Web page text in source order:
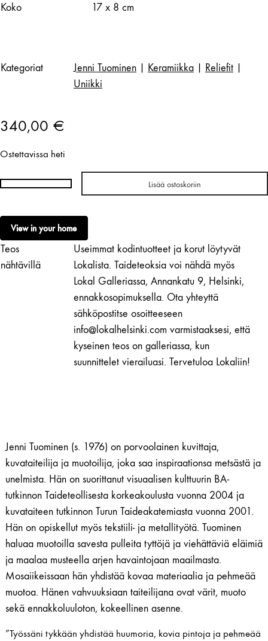
Koko
17 x 8 cm
Kategoriat Jenni Tuominen Keramiikka Reliefit
Uniikki
340,00 €
Ostettavissa heti
Jenni
|
Pikku
seilori
määrä
Lisää ostoskoriin
View in your home
Teos
nähtävillä
Useimmat kodintuotteet ja korut löytyvät
Lokalista. Taideteoksia voi nähdä myös
Lokal Galleriassa, Annankatu 9, Helsinki,
ennakkosopimuksella. Ota yhteyttä
sähköpostitse osoitteeseen
info@lokalhelsinki.com varmistaaksesi, että
kyseinen teos on galleriassa, kun
suunnittelet vierailuasi. Tervetuloa Lokaliin!
Jenni Tuominen (s. 1976) on porvoolainen kuvittaja,
kuvataiteilija ja muotoilija, joka saa inspiraationsa metsästä ja
unelmista. Hän on suorittanut visuaalisen kulttuurin BA-
tutkinnon Taideteollisesta korkeakoulusta vuonna 2004 ja
kuvataiteen tutkinnon Turun Taideakatemiasta vuonna 2001.
Hän on opiskellut myös tekstiili- ja metallityötä. Tuominen
haluaa muotoilla savesta pulleita tyttöjä ja viehättäviä eläimiä
ja maalaa musteella arjen havaintojaan maailmasta.
Mosaiikeissaan hän yhdistää kovaa materiaalia ja pehmeää
muotoa. Hänen vahvuuksiaan taiteilijana ovat värit, muoto
sekä ennakkoluuloton, kokeellinen asenne.
”Työssäni tykkään yhdistää huumoria, kovia pintoja ja pehmeää